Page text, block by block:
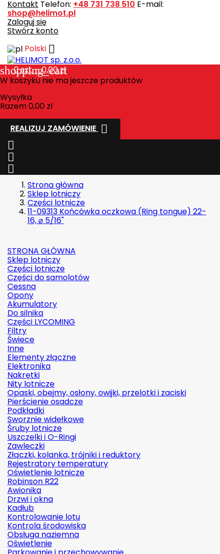
Kontakt Telefon: +48 731 738 510 E-mail:
shop@helimot.pl
Zaloguj się
Stwórz konto
Polski 
shopping_cart
0szt. - 0,00 zł
W koszyku nie ma jeszcze produktów
Wysyłka
Razem0,00 zł
REALIZUJ ZAMÓWIENIE 



Strona główna
Sklep lotniczy
Części lotnicze
11-09313 Końcówka oczkowa (Ring tongue) 22-
16, ⌀ 5/16"
STRONA GŁÓWNA
Sklep lotniczy
Części lotnicze
Części do samolotów
Cessna
Opony
Akumulatory
Do silnika
Części LYCOMING
Filtry
Świece
Inne
Elementy złączne
Elektronika
Nakrętki
Nity lotnicze
Opaski, obejmy, osłony, owijki, przelotki i zaciski
Pierścienie osadcze
Podkładki
Sworznie widełkowe
Śruby lotnicze
Uszczelki i O-Ringi
Zawleczki
Złączki, kolanka, trójniki i reduktory
Rejestratory temperatury
Oświetlenie lotnicze
Robinson R22
Awionika
Drzwi i okna
Kadłub
Kontrolowanie lotu
Kontrola środowiska
Obsługa naziemna
Oświetlenie